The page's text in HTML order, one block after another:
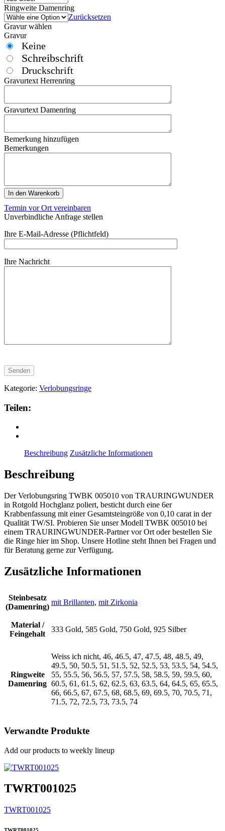
Ringweite Damenring
Zurücksetzen
Gravur wählen
Gravur
Keine
Schreibschrift
Druckschrift
Gravurtext Herrenring
Gravurtext Damenring
Bemerkung hinzufügen
Bemerkungen
In den Warenkorb
Termin vor Ort vereinbaren
Unverbindliche Anfrage stellen
Ihre E-Mail-Adresse (Pflichtfeld)
Ihre Nachricht
Kategorie: Verlobungsringe
Teilen:
Beschreibung Zusätzliche Informationen
Beschreibung
Der Verlobungsring TWBK 005010 von TRAURINGWUNDER
in Rotgold Hochglanz poliert, besticht durch eine 6er
Krabbenfassung mit einer Gesamtsteingröße von 0,10 carat in der
Qualität TW/SI. Probieren Sie unser Modell TWBK 005010 bei
einem TRAURINGWUNDER-Partner vor Ort oder bestellen Sie
die Ringe hier im Shop. Unsere Hotline steht Ihnen bei Fragen und
für Beratung gerne zur Verfügung.
Zusätzliche Informationen
Steinbesatz
(Damenring)
mit Brillanten, mit Zirkonia
Material /
Feingehalt
333 Gold, 585 Gold, 750 Gold, 925 Silber
Ringweite
Damenring
Weiss ich nicht, 46, 46.5, 47, 47.5, 48, 48.5, 49,
49.5, 50, 50.5, 51, 51.5, 52, 52.5, 53, 53.5, 54, 54.5,
55, 55.5, 56, 56.5, 57, 57.5, 58, 58.5, 59, 59.5, 60,
60.5, 61, 61.5, 62, 62.5, 63, 63.5, 64, 64.5, 65, 65.5,
66, 66.5, 67, 67.5, 68, 68.5, 69, 69.5, 70, 70.5, 71,
71.5, 72, 72.5, 73, 73.5, 74
Verwandte Produkte
Add our products to weekly lineup
TWRT001025
TWRT001025